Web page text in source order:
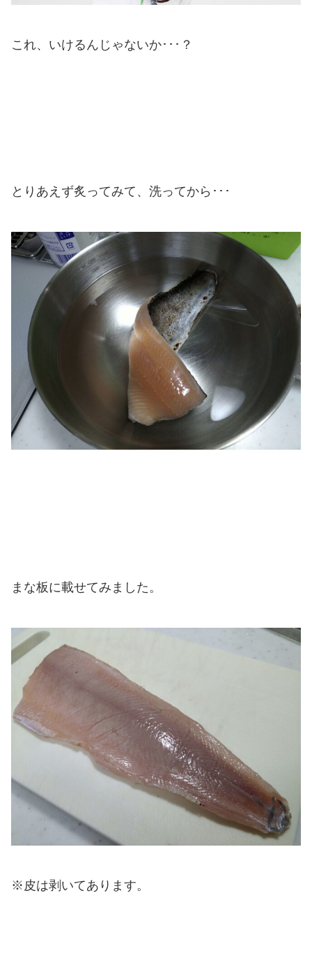
これ、いけるんじゃないか･･･？
とりあえず炙ってみて、洗ってから･･･
まな板に載せてみました。
※皮は剥いてあります。